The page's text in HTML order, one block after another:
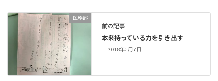
医務部
前の記事
本来持っている力を引き出す
2018年3月7日